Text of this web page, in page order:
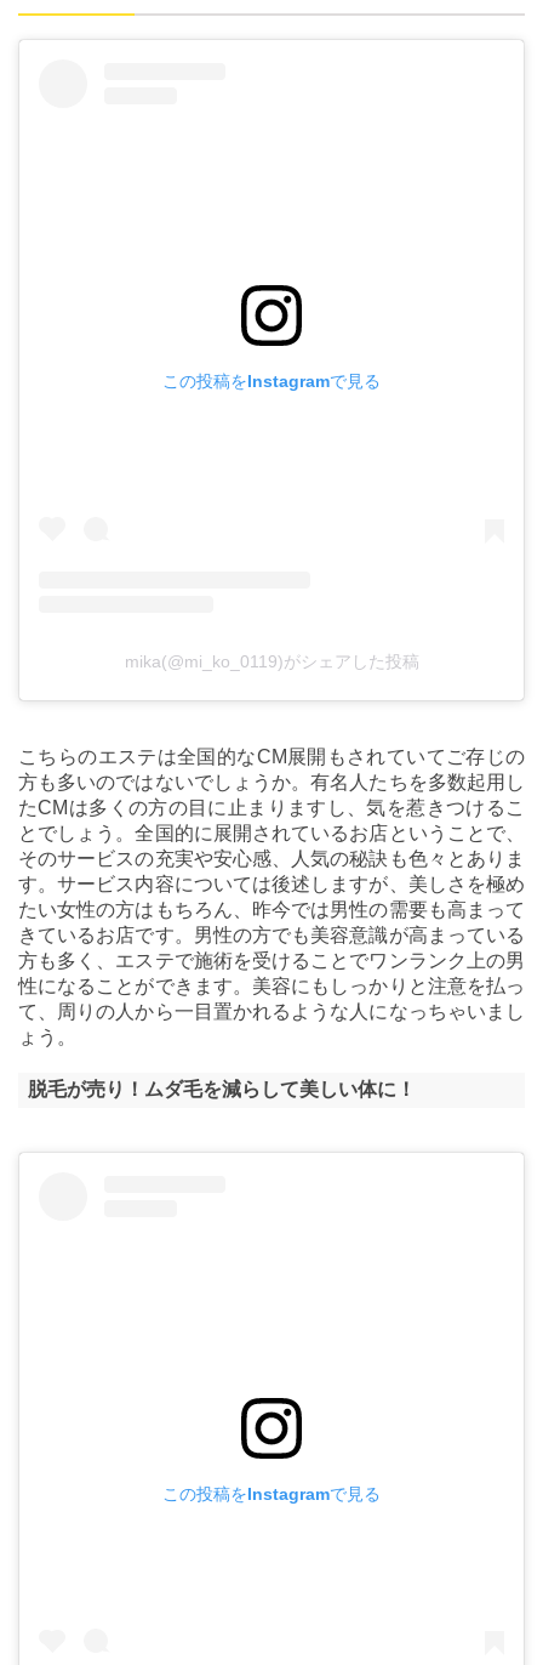
この投稿をInstagramで見る
mika(@mi_ko_0119)がシェアした投稿
こちらのエステは全国的なCM展開もされていてご存じの
方も多いのではないでしょうか。有名人たちを多数起用し
たCMは多くの方の目に止まりますし、気を惹きつけるこ
とでしょう。全国的に展開されているお店ということで、
そのサービスの充実や安心感、人気の秘訣も色々とありま
す。サービス内容については後述しますが、美しさを極め
たい女性の方はもちろん、昨今では男性の需要も高まって
きているお店です。男性の方でも美容意識が高まっている
方も多く、エステで施術を受けることでワンランク上の男
性になることができます。美容にもしっかりと注意を払っ
て、周りの人から一目置かれるような人になっちゃいまし
ょう。
脱毛が売り！ムダ毛を減らして美しい体に！
この投稿をInstagramで見る